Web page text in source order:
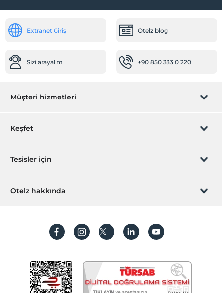
Extranet Giriş Otelz blog
Sizi arayalım +90 850 333 0 220
Müşteri hizmetleri
Rezervasyon yönet
Sıkça sorulan sorular
İşlem rehberi
Keşfet
Hediye Kart
Hesap oluştur
Tesisler için
Hemen tesisinizi ekleyin
Otelz hakkında
Koşullar ve şartlar